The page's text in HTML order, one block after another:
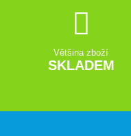
Většina zboží
SKLADEM